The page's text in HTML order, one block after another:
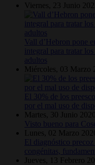
Viernes, 23 Junio
Vall d’Hebron pone
integral para tratar
adultos
Miércoles, 03 Marzo
El 30% de los
por el mal uso de
Martes, 30 Junio 2020
Visto bueno para
Lunes, 02 Marzo
El diagnóstico
congénitas,
Jueves, 13 Febrero